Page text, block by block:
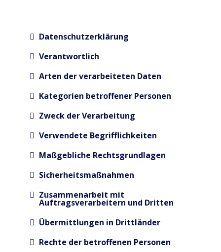
Datenschutzerklärung
Verantwortlich
Arten der verarbeiteten Daten
Kategorien betroffener Personen
Zweck der Verarbeitung
Verwendete Begrifflichkeiten
Maßgebliche Rechtsgrundlagen
Sicherheitsmaßnahmen
Zusammenarbeit mit
Auftragsverarbeitern und Dritten
Übermittlungen in Drittländer
Rechte der betroffenen Personen